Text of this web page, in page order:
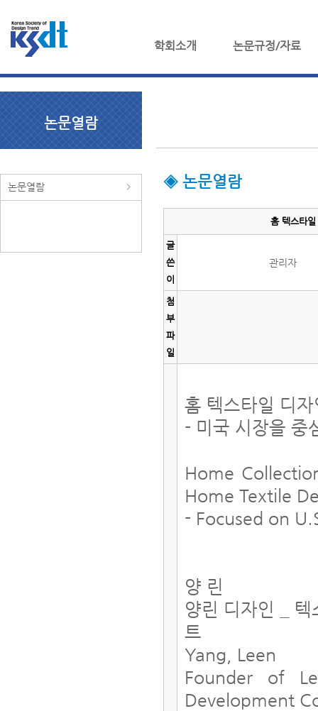
학회소개 논문규정/자료
논문열람
논문열람 ◈ 논문열람
홈 텍스타
글
쓴
이
관리자
첨
부
파
일
홈 텍스타일 디
- 미국 시장을
Home
Home Textile
- Focused on
양 린
양린 디자인 _
트
Yang, Leen
Founder of
Development